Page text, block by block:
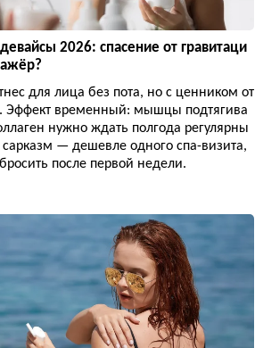
2026: спасение от гравитаци
для лица без пота, но с ценником от
Эффект временный: мышцы подтягива
нужно ждать полгода регулярны
— дешевле одного спа-визита,
после первой недели.